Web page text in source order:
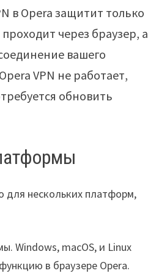
в Opera защитит только
через браузер, а
вашего
VPN не работает,
обновить
для нескольких платформ,
Windows, macOS, и Linux
в браузере Opera.